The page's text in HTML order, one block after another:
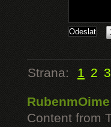
Strana: 1 2 3
RubenmOime
Content from